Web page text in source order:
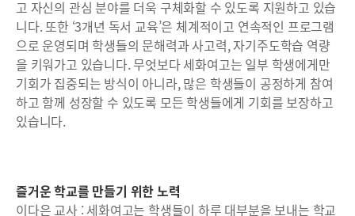
고 자신의 관심 분야를 더욱 구체화할 수 있도록 지원하고 있습
니다. 또한 ‘3개년 독서 교육’은 체계적이고 연속적인 프로그램
으로 운영되며 학생들의 문해력과 사고력, 자기주도학습 역량
을 키워가고 있습니다. 무엇보다 세화여고는 일부 학생에게만
기회가 집중되는 방식이 아니라, 많은 학생들이 공정하게 참여
하고 함께 성장할 수 있도록 모든 학생들에게 기회를 보장하고
있습니다.
즐거운 학교를 만들기 위한 노력
이다은 교사 : 세화여고는 학생들이 하루 대부분을 보내는 학교